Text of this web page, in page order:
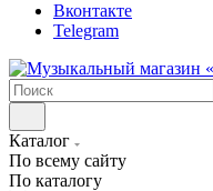
Вконтакте
Telegram
Каталог
По всему сайту
По каталогу